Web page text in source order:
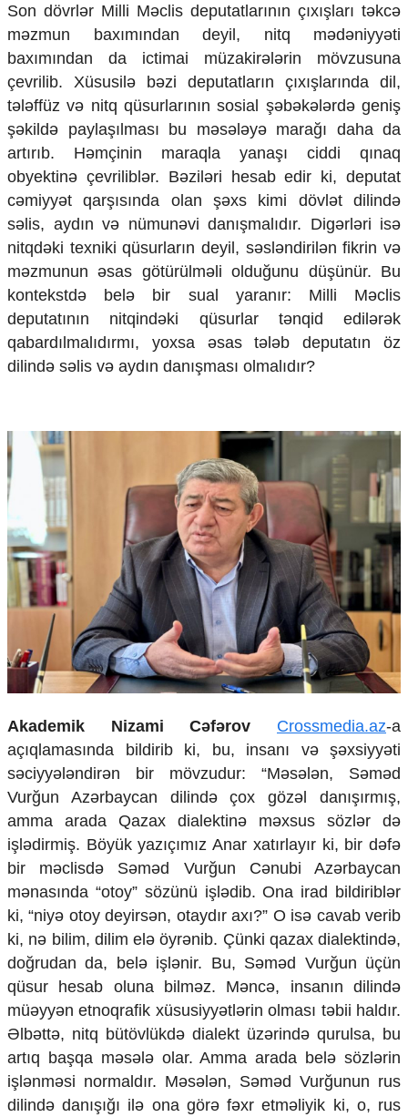
Foto
Video
İnfoqrafika
Podcast
Humanitar
Elm və təhsil
Mədəniyyət
Diaspor
Yüksəliş hekayəsi
Mədəniyyətimizin Zəfəri
Zəfər Diasporu
Səhiyyə
Ailə və uşaq
Turizm
İqtisadiyyat
Neft-qaz
Əmək və sosial siyasət
Kənd təsərrüfatı
Hərbi sənaye
Telekommunikasiya və nəqliyyat
COP29
Cəmiyyət
Crossmedia.az - 1 yaş
Siyasət
Məhkəmə və hüquq
Ekologiya
Zəfər - 5
Gənclər və İdman
Hadisə
Sağlamlıq
Sosium
Mənəvi dəyərlər
Texnologiya
Mətbuat-150
Əlaqə
Missiyamız
Son dövrlər Milli Məclis deputatlarının çıxışları təkcə
məzmun baxımından deyil, nitq mədəniyyəti
baxımından da ictimai müzakirələrin mövzusuna
çevrilib. Xüsusilə bəzi deputatların çıxışlarında dil,
tələffüz və nitq qüsurlarının sosial şəbəkələrdə geniş
şəkildə paylaşılması bu məsələyə marağı daha da
artırıb. Həmçinin maraqla yanaşı ciddi qınaq
obyektinə çevriliblər. Bəziləri hesab edir ki, deputat
cəmiyyət qarşısında olan şəxs kimi dövlət dilində
səlis, aydın və nümunəvi danışmalıdır. Digərləri isə
nitqdəki texniki qüsurların deyil, səsləndirilən fikrin və
məzmunun əsas götürülməli olduğunu düşünür. Bu
kontekstdə belə bir sual yaranır: Milli Məclis
deputatının nitqindəki qüsurlar tənqid edilərək
qabardılmalıdırmı, yoxsa əsas tələb deputatın öz
dilində səlis və aydın danışması olmalıdır?
Akademik Nizami Cəfərov Crossmedia.az-a
açıqlamasında bildirib ki, bu, insanı və şəxsiyyəti
səciyyələndirən bir mövzudur: “Məsələn, Səməd
Vurğun Azərbaycan dilində çox gözəl danışırmış,
amma arada Qazax dialektinə məxsus sözlər də
işlədirmiş. Böyük yazıçımız Anar xatırlayır ki, bir dəfə
bir məclisdə Səməd Vurğun Cənubi Azərbaycan
mənasında “otoy” sözünü işlədib. Ona irad bildiriblər
ki, “niyə otoy deyirsən, otaydır axı?” O isə cavab verib
ki, nə bilim, dilim elə öyrənib. Çünki qazax dialektində,
doğrudan da, belə işlənir. Bu, Səməd Vurğun üçün
qüsur hesab oluna bilməz. Məncə, insanın dilində
müəyyən etnoqrafik xüsusiyyətlərin olması təbii haldır.
Əlbəttə, nitq bütövlükdə dialekt üzərində qurulsa, bu
artıq başqa məsələ olar. Amma arada belə sözlərin
işlənməsi normaldır. Məsələn, Səməd Vurğunun rus
dilində danışığı ilə ona görə fəxr etməliyik ki, o, rus